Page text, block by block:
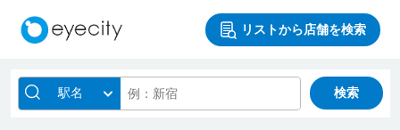
リストから店舗を検索
駅名 検索